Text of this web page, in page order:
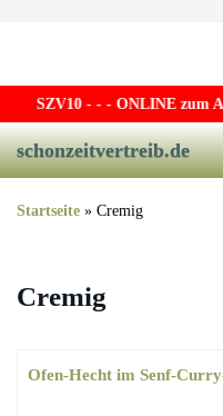
SZV10- - - ONLINE zum
schonzeitvertreib.de
Startseite » Cremig
Cremig
Ofen-Hecht im Senf-